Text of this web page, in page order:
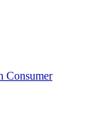
Consumer